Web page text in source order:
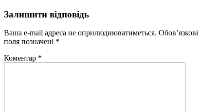
Залишити відповідь
Ваша e-mail адреса не оприлюднюватиметься. Обов’язкові
поля позначені *
Коментар *